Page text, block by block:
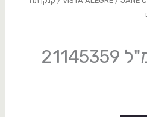
קנקן תה 800 מ"ל 21145359